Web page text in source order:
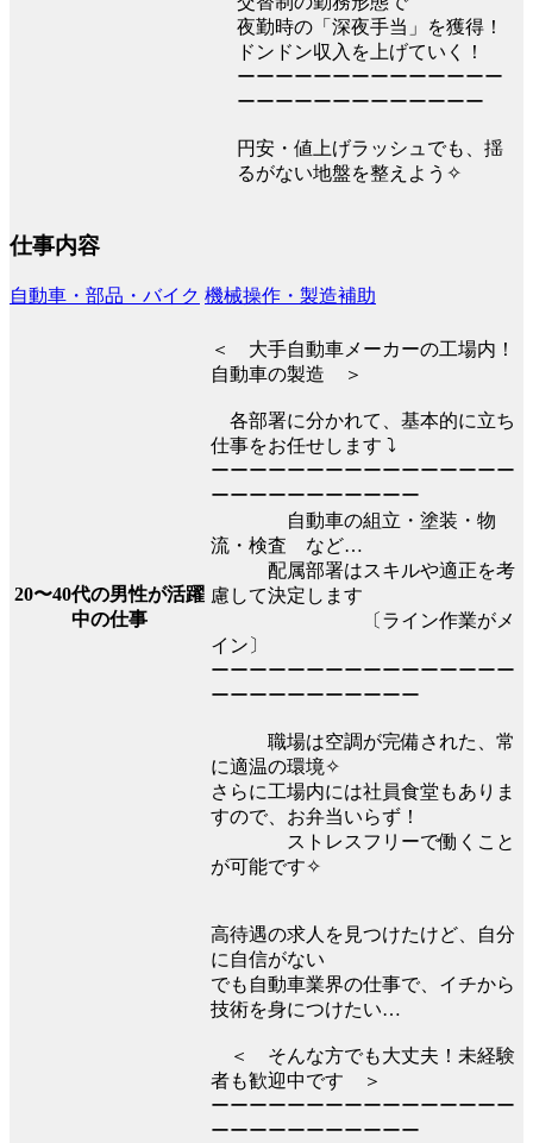
夜勤時の「深夜手当」を獲得！
ドンドン収入を上げていく！
ーーーーーーーーーーーーーー
ーーーーーーーーーーーーー
円安・値上げラッシュでも、揺
るがない地盤を整えよう✧
仕事内容
自動車・部品・バイク 機械操作・製造補助
20〜40代の男性が活躍
中の仕事
＜ 大手自動車メーカーの工場内！
自動車の製造 ＞
各部署に分かれて、基本的に立ち
仕事をお任せします ⤵
ーーーーーーーーーーーーーーーー
ーーーーーーーーーーー
自動車の組立・塗装・物
流・検査 など…
配属部署はスキルや適正を考
慮して決定します
〔ライン作業がメ
イン〕
ーーーーーーーーーーーーーーーー
ーーーーーーーーーーー
職場は空調が完備された、常
に適温の環境✧
さらに工場内には社員食堂もありま
すので、お弁当いらず！
ストレスフリーで働くこと
が可能です✧
高待遇の求人を見つけたけど、自分
に自信がない
でも自動車業界の仕事で、イチから
技術を身につけたい…
＜ そんな方でも大丈夫！未経験
者も歓迎中です ＞
ーーーーーーーーーーーーーーーー
ーーーーーーーーーーー